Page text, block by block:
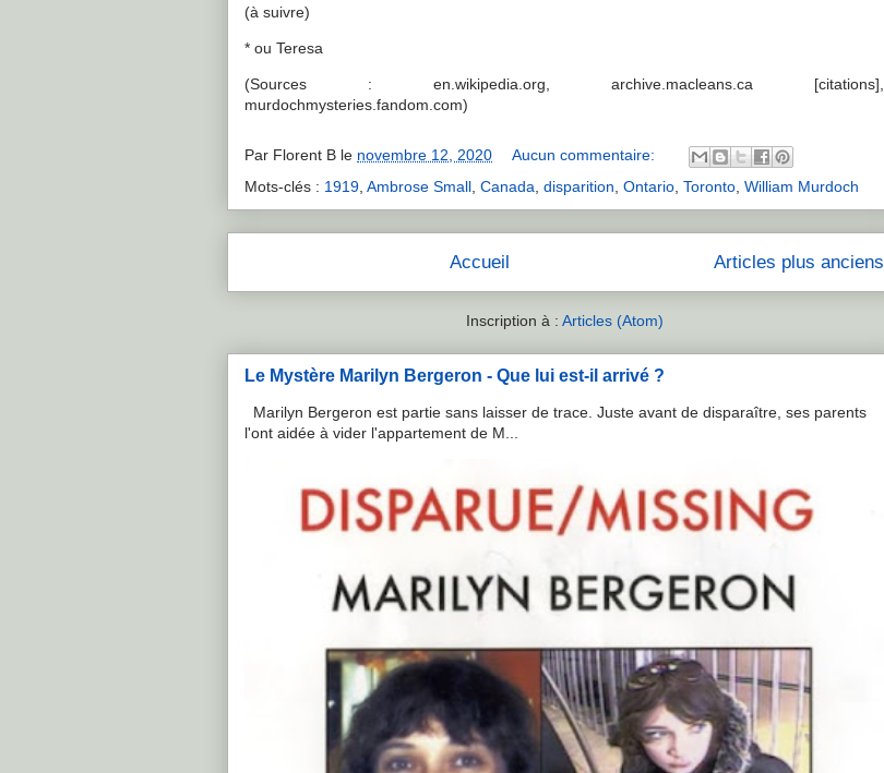
(à suivre)
* ou Teresa
(Sources : en.wikipedia.org, archive.macleans.ca [citations],
murdochmysteries.fandom.com)
Par Florent B le novembre 12, 2020
Aucun commentaire:
Mots-clés : 1919, Ambrose Small, Canada, disparition, Ontario, Toronto, William Murdoch
Articles plus anciens
Accueil
Inscription à : Articles (Atom)
Le Mystère Marilyn Bergeron - Que lui est-il arrivé ?
Marilyn Bergeron est partie sans laisser de trace. Juste avant de disparaître, ses parents
l'ont aidée à vider l'appartement de M...